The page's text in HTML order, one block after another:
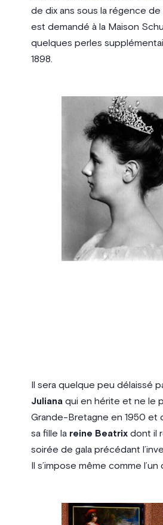
de dix ans sous la régence
est demandé à la Maison
quelques perles
1898.
Il sera quelque peu délaissé
Juliana qui en hérite et ne le
Grande-Bretagne en 1950 et
sa fille la reine Beatrixdont il
soirée de gala précédant
Il s’impose même comme